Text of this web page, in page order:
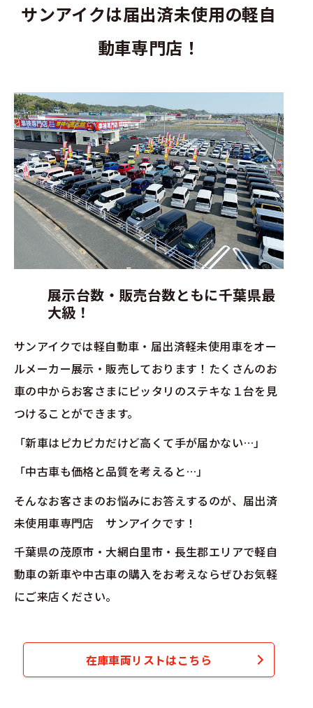
サンアイクは届出済未使用の軽自
動車専門店！
展示台数・販売台数ともに千葉県最
大級！
サンアイクでは軽自動車・届出済軽未使用車をオー
ルメーカー展示・販売しております！たくさんのお
車の中からお客さまにピッタリのステキな１台を見
つけることができます。
「新車はピカピカだけど高くて手が届かない…」
「中古車も価格と品質を考えると…」
そんなお客さまのお悩みにお答えするのが、届出済
未使用車専門店 サンアイクです！
千葉県の茂原市・大網白里市・長生郡エリアで軽自
動車の新車や中古車の購入をお考えならぜひお気軽
にご来店ください。
在庫車両リストはこちら